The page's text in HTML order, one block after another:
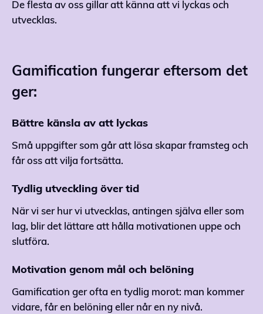
De flesta av oss gillar att känna att vi lyckas och
utvecklas.
Gamification fungerar eftersom det
ger:
Bättre känsla av att lyckas
Små uppgifter som går att lösa skapar framsteg och
får oss att vilja fortsätta.
Tydlig utveckling över tid
När vi ser hur vi utvecklas, antingen själva eller som
lag, blir det lättare att hålla motivationen uppe och
slutföra.
Motivation genom mål och belöning
Gamification ger ofta en tydlig morot: man kommer
vidare, får en belöning eller når en ny nivå.